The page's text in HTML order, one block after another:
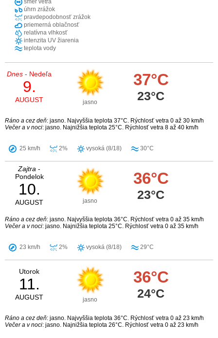
smer vetra
úhrn zrážok
pravdepodobnosť zrážok
priemerná oblačnosť
relatívna vlhkosť
intenzita UV žiarenia
teplota vody
Dnes - Nedeľa
9.
AUGUST jasno
37°C
23°C
Ráno a cez deň: jasno. Najvyššia teplota 37°C. Rýchlosť vetra 0 až 30 km/h
Večer a v noci: jasno. Najnižšia teplota 25°C. Rýchlosť vetra 8 až 40 km/h
25 km/h 2% vysoká (8/18) 30°C
Zajtra -
Pondelok
10.
AUGUST jasno
36°C
23°C
Ráno a cez deň: jasno. Najvyššia teplota 36°C. Rýchlosť vetra 0 až 35 km/h
Večer a v noci: jasno. Najnižšia teplota 25°C. Rýchlosť vetra 0 až 35 km/h
23 km/h 2% vysoká (8/18) 29°C
Utorok
11.
AUGUST jasno
36°C
24°C
Ráno a cez deň: jasno. Najvyššia teplota 36°C. Rýchlosť vetra 0 až 23 km/h
Večer a v noci: jasno. Najnižšia teplota 26°C. Rýchlosť vetra 0 až 23 km/h